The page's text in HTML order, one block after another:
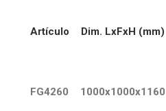
Artículo Dim. LxFxH (mm)
FG4260 1000x1000x1160